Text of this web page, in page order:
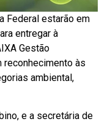
Federal estarão em
entregar à
Gestão
reconhecimento às
ambiental,
e a secretária de